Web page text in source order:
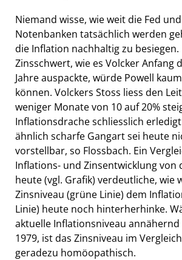
Niemand wisse, wie weit die Fed
Notenbanken tatsächlich werden
die Inflation nachhaltig zu besiegen.
Zinsschwert, wie es Volcker Anfang
Jahre auspackte, würde Powell
können. Volckers Stoss liess den
weniger Monate von 10 auf 20%
Inflationsdrache schliesslich
ähnlich scharfe Gangart sei heute
vorstellbar, so Flossbach. Ein
Inflations- und Zinsentwicklung von
heute (vgl. Grafik) verdeutliche, wie
Zinsniveau (grüne Linie) dem
Linie) heute noch hinterherhinke.
aktuelle Inflationsniveau
1979, ist das Zinsniveau im
geradezu homöopathisch.